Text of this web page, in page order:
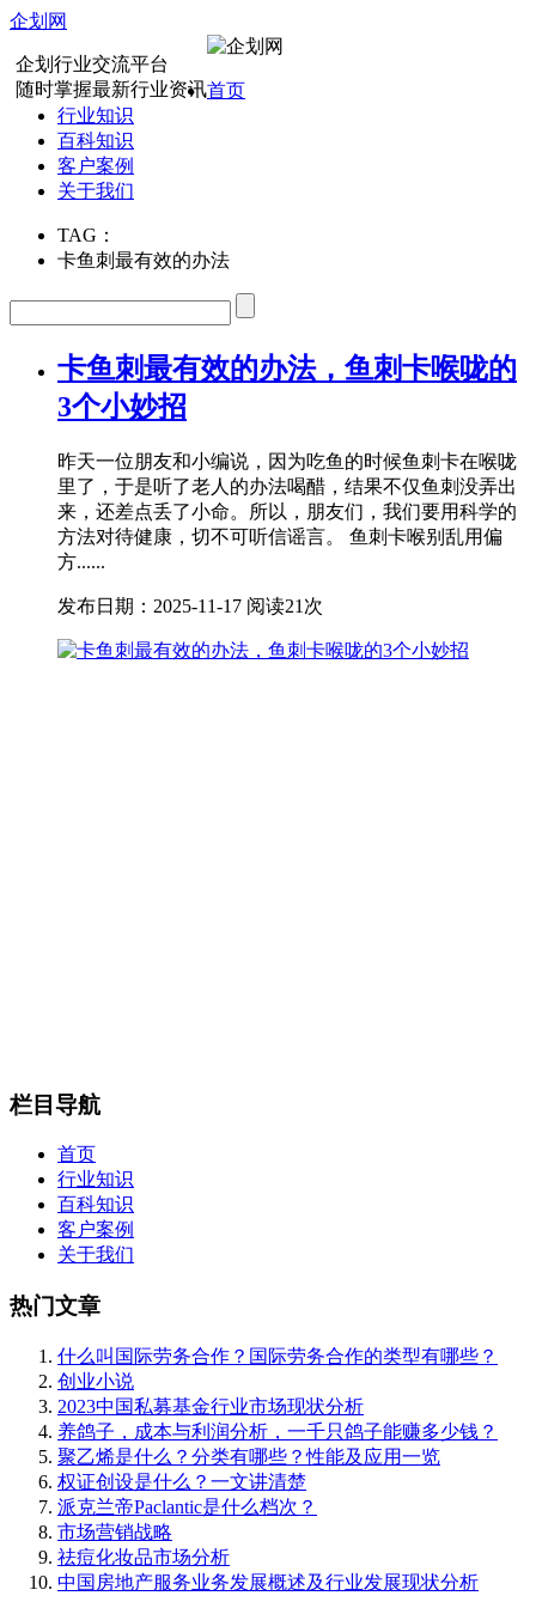
企划网
企划行业交流平台
随时掌握最新行业资讯首页
行业知识
百科知识
客户案例
关于我们
TAG：
卡鱼刺最有效的办法
卡鱼刺最有效的办法，鱼刺卡喉咙的
3个小妙招
昨天一位朋友和小编说，因为吃鱼的时候鱼刺卡在喉咙
里了，于是听了老人的办法喝醋，结果不仅鱼刺没弄出
来，还差点丢了小命。所以，朋友们，我们要用科学的
方法对待健康，切不可听信谣言。 鱼刺卡喉别乱用偏
方......
发布日期：2025-11-17 阅读21次
栏目导航
首页
行业知识
百科知识
客户案例
关于我们
热门文章
什么叫国际劳务合作？国际劳务合作的类型有哪些？
创业小说
2023中国私募基金行业市场现状分析
养鸽子，成本与利润分析，一千只鸽子能赚多少钱？
聚乙烯是什么？分类有哪些？性能及应用一览
权证创设是什么？一文讲清楚
派克兰帝Paclantic是什么档次？
市场营销战略
祛痘化妆品市场分析
中国房地产服务业务发展概述及行业发展现状分析